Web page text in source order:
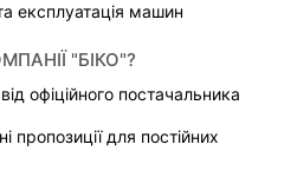
експлуатація машин
"БІКО"?
офіційного постачальника
пропозиції для постійних